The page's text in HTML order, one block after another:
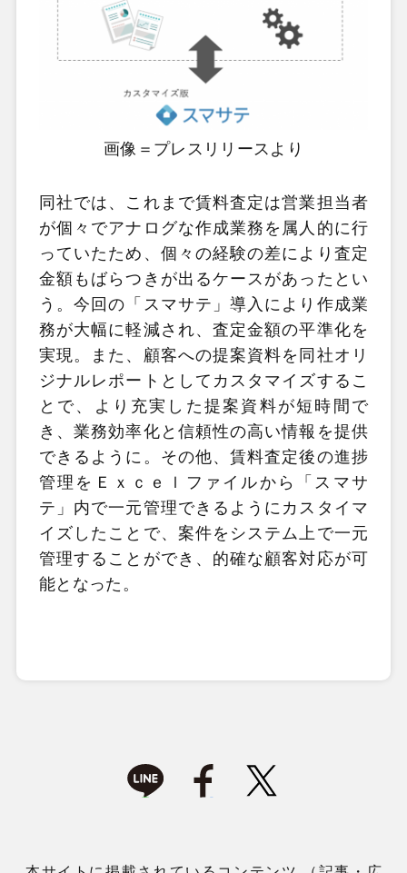
画像＝プレスリリースより
同社では、これまで賃料査定は営業担当者
が個々でアナログな作成業務を属人的に行
っていたため、個々の経験の差により査定
金額もばらつきが出るケースがあったとい
う。今回の「スマサテ」導入により作成業
務が大幅に軽減され、査定金額の平準化を
実現。また、顧客への提案資料を同社オリ
ジナルレポートとしてカスタマイズするこ
とで、より充実した提案資料が短時間で
き、業務効率化と信頼性の高い情報を提供
できるように。その他、賃料査定後の進捗
管理をＥｘｃｅｌファイルから「スマサ
テ」内で一元管理できるようにカスタイマ
イズしたことで、案件をシステム上で一元
管理することができ、的確な顧客対応が可
能となった。